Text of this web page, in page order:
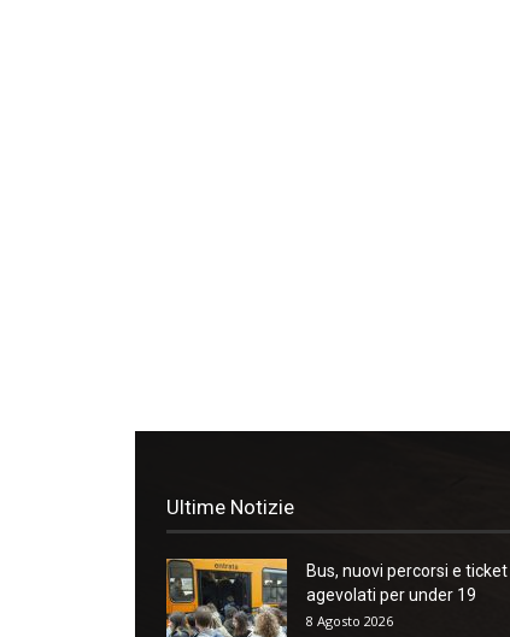
Ultime Notizie
Bus, nuovi percorsi e ticket
agevolati per under 19
8 Agosto 2026